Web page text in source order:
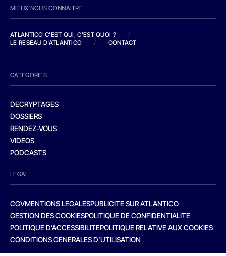
MIEUX NOUS CONNAITRE
ATLANTICO C'EST QUI, C'EST QUOI ?
/
LE RESEAU D'ATLANTICO
/ CONTACT
CATEGORIES
DECRYPTAGES
DOSSIERS
RENDEZ-VOUS
VIDEOS
PODCASTS
LEGAL
CGVMENTIONS LEGALESPUBLICITE SUR ATLANTICO
GESTION DES COOKIESPOLITIQUE DE CONFIDENTIALITE
POLITIQUE D’ACCESSIBILITEPOLITIQUE RELATIVE AUX COOKIES
CONDITIONS GENERALES D’UTILISATION